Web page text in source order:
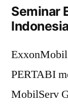
Seminar
Indonesia
ExxonMobil
PERTABI
MobilServ